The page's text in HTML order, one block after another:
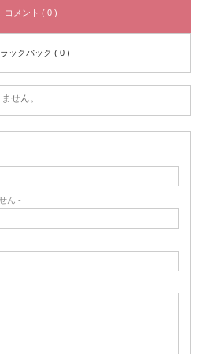
コメント ( 0 )
ラックバック ( 0 )
せん。
ん -